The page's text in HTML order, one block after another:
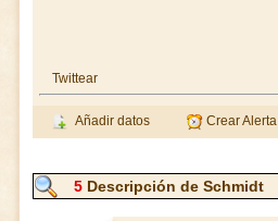
Twittear
Añadir datos Crear Alerta
5Descripción de Schmidt